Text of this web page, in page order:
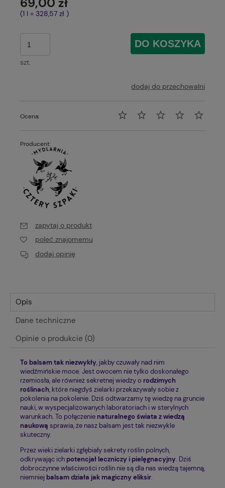
(1 l = 328,57 zł )
szt.
DO KOSZYKA
dodaj do przechowalni
Ocena:
Producent:
zapytaj o produkt
poleć znajomemu
dodaj opinię
Opis
Dane techniczne
Opinie o produkcie (0)
To balsam tak niezwykły, jakby czuwały nad nim
wiedźmińskie moce. Jest owocem nie tylko doskonałego
rzemiosła, ale również sekretnej wiedzy o rodzimych
roślinach, które niegdyś zielarki przekazywały sobie z
pokolenia na pokolenie. Dziś odtwarzamy tę wiedzę na gruncie
nauki, w wyspecjalizowanych laboratoriach i w sterylnych
warunkach. To połączenie naturalnego świata z wiedzą
naukową sprawia, że nasz balsam jest tak niezwykle
skuteczny.
Przez wieki zielarki zgłębiały sekrety roślin polnych,
odkrywając ich potencjał leczniczy i pielęgnacyjny. Dziś
dobroczynne właściwości roślin nie są dla nas wiedzą tajemną,
niemniej balsam działa jak magiczny eliksir.